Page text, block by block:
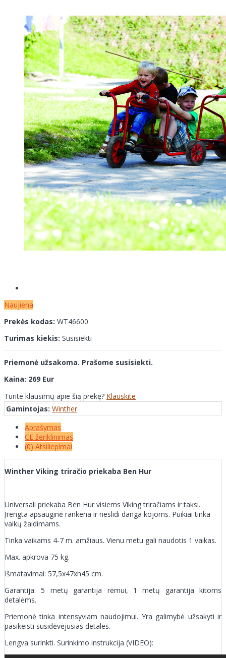
Naujiena
Prekės kodas: WT46600
Turimas kiekis: Susisiekti
Priemonė užsakoma. Prašome susisiekti.
Kaina: 269 Eur
Turite klausimų apie šią prekę? Klauskite
Gamintojas: Winther
Aprašymas
CE ženklinimas
(0) Atsiliepimai
Winther Viking triračio priekaba Ben Hur
Universali priekaba Ben Hur visiems Viking triračiams ir taksi.
Įrengta apsauginė rankena ir neslidi danga kojoms. Puikiai tinka
vaikų žaidimams.
Tinka vaikams 4-7 m. amžiaus. Vienu metu gali naudotis 1 vaikas.
Max. apkrova 75 kg.
Išmatavimai: 57,5x47xh45 cm.
Garantija: 5 metų garantija rėmui, 1 metų garantija kitoms
detalėms.
Priemonė tinka intensyviam naudojimui. Yra galimybė užsakyti ir
pasikeisti susidėvėjusias detales.
Lengva surinkti. Surinkimo instrukcija (VIDEO):